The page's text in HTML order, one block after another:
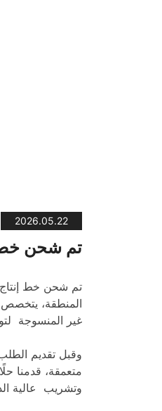
2026.05.22
تم شحن خط
المنطقة، يتخصص
غير المنسوجة
وقبل تقديم
متعمقة، قدمنا
وتشريب عالية